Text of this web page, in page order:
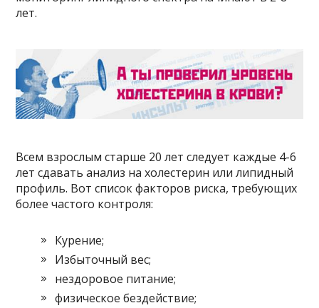
лет.
Всем взрослым старше 20 лет следует каждые 4-6
лет сдавать анализ на холестерин или липидный
профиль. Вот список факторов риска, требующих
более частого контроля:
Курение;
Избыточный вес;
нездоровое питание;
физическое бездействие;